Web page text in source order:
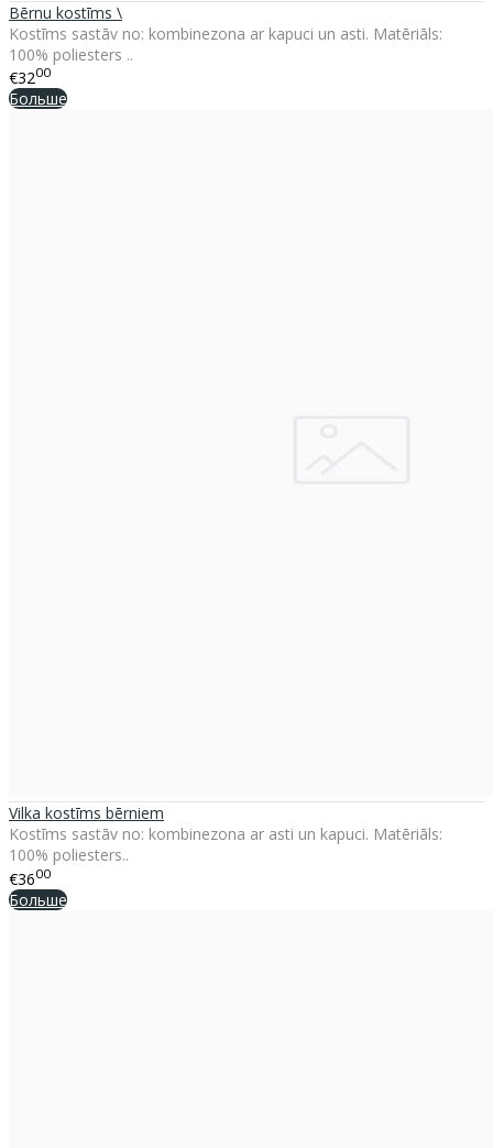
Bērnu kostīms \
Kostīms sastāv no: kombinezona ar kapuci un asti. Matēriāls:
100% poliesters ..
€3200
Больше
Vilka kostīms bērniem
Kostīms sastāv no: kombinezona ar asti un kapuci. Matēriāls:
100% poliesters..
€3600
Больше